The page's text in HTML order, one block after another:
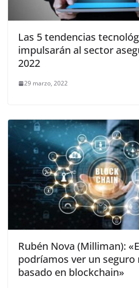
Las 5 tendencias
impulsarán al sector
2022
29 marzo, 2022
Rubén Nova (Milliman):
podríamos ver un seguro
basado en blockchain»